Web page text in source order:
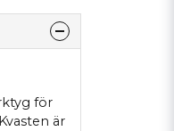
för
är